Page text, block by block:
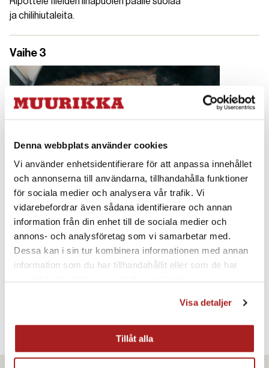
Denna webbplats använder cookies
Vi använder enhetsidentifierare för att anpassa innehållet
och annonserna till användarna, tillhandahålla funktioner
för sociala medier och analysera vår trafik. Vi
vidarebefordrar även sådana identifierare och annan
information från din enhet till de sociala medier och
annons- och analysföretag som vi samarbetar med.
Dessa kan i sin tur kombinera informationen med annan
information som du har tillhandahållit eller som de har
Visa detaljer
Tillåt alla
ja chilihiutaleita.
Vaihe 3
Kuumenna savustin maksimilämpötilaan.
Laske lämpö 80-100 asteeseen. Aseta makrilli
ritilälle ja savusta sitä noin 20 minuuttia,
kunnes sen sisälämpötila on 58 astetta.
Tarjoile tuoreen perunasalaatin kera.